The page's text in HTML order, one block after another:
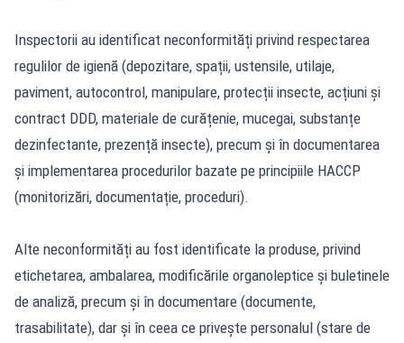
Inspectorii au identificat neconformități privind respectarea
regulilor de igienă (depozitare, spații, ustensile, utilaje,
paviment, autocontrol, manipulare, protecții insecte, acțiuni și
contract DDD, materiale de curățenie, mucegai, substanțe
dezinfectante, prezență insecte), precum și în documentarea
și implementarea procedurilor bazate pe principiile HACCP
(monitorizări, documentație, proceduri).
Alte neconformități au fost identificate la produse, privind
etichetarea, ambalarea, modificările organoleptice și buletinele
de analiză, precum și în documentare (documente,
trasabilitate), dar și în ceea ce privește personalul (stare de